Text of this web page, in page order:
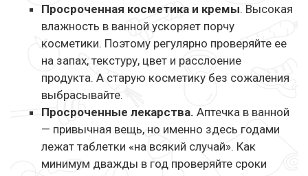
Просроченная косметика и кремы. Высокая
влажность в ванной ускоряет порчу
косметики. Поэтому регулярно проверяйте ее
на запах, текстуру, цвет и расслоение
продукта. А старую косметику без сожаления
выбрасывайте.
Просроченные лекарства. Аптечка в ванной
— привычная вещь, но именно здесь годами
лежат таблетки «на всякий случай». Как
минимум дважды в год проверяйте сроки